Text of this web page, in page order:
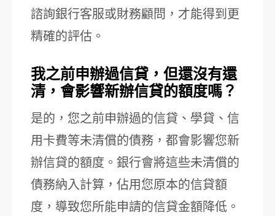
諮詢銀行客服或財務顧問，才能得到更
精確的評估。
我之前申辦過信貸，但還沒有還
清，會影響新辦信貸的額度嗎？
是的，您之前申辦過的信貸、學貸、信
用卡費等未清償的債務，都會影響您新
辦信貸的額度。銀行會將這些未清償的
債務納入計算，佔用您原本的信貸額
度，導致您所能申請的信貸金額降低。